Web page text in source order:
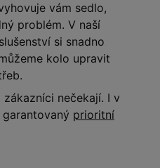
vám sedlo,
problém. V naší
si snadno
kolo upravit
zákazníci nečekají. I v
prioritní